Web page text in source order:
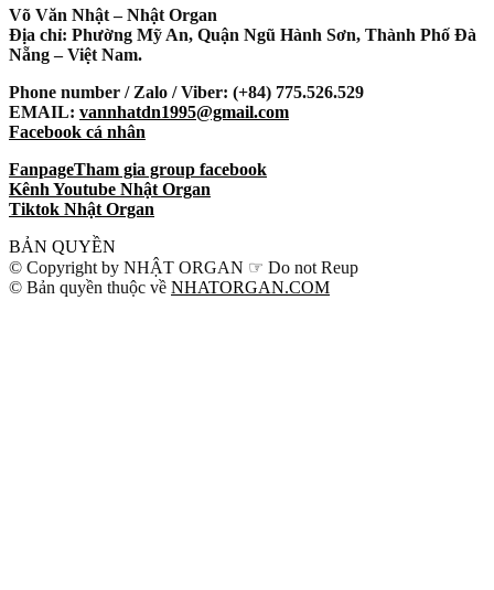
Võ Văn Nhật – Nhật Organ
Địa chỉ: Phường Mỹ An, Quận Ngũ Hành Sơn, Thành Phố Đà
Nẵng – Việt Nam.
Phone number / Zalo / Viber: (+84) 775.526.529
EMAIL: vannhatdn1995@gmail.com
Facebook cá nhân
FanpageTham gia group facebook
Kênh Youtube Nhật Organ
Tiktok Nhật Organ
BẢN QUYỀN
© Copyright by NHẬT ORGAN ☞ Do not Reup
© Bản quyền thuộc về NHATORGAN.COM